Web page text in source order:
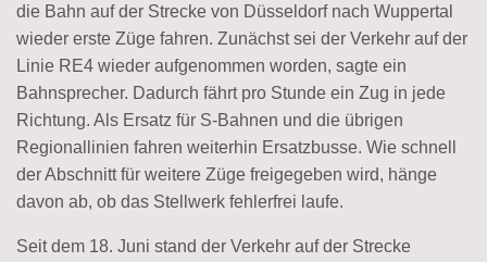
die Bahn auf der Strecke von Düsseldorf nach Wuppertal
wieder erste Züge fahren. Zunächst sei der Verkehr auf der
Linie RE4 wieder aufgenommen worden, sagte ein
Bahnsprecher. Dadurch fährt pro Stunde ein Zug in jede
Richtung. Als Ersatz für S-Bahnen und die übrigen
Regionallinien fahren weiterhin Ersatzbusse. Wie schnell
der Abschnitt für weitere Züge freigegeben wird, hänge
davon ab, ob das Stellwerk fehlerfrei laufe.
Seit dem 18. Juni stand der Verkehr auf der Strecke